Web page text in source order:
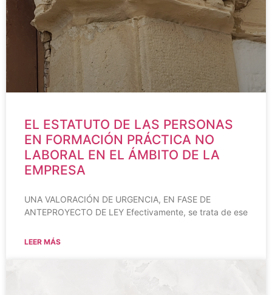
EL ESTATUTO DE LAS PERSONAS
EN FORMACIÓN PRÁCTICA NO
LABORAL EN EL ÁMBITO DE LA
EMPRESA
UNA VALORACIÓN DE URGENCIA, EN FASE DE
ANTEPROYECTO DE LEY Efectivamente, se trata de ese
LEER MÁS